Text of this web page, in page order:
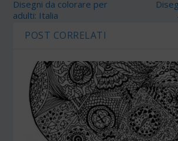
Disegni da colorare per
adulti: Italia
POST CORRELATI